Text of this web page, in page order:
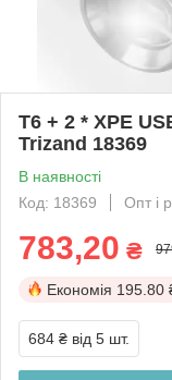
T6 + 2 * XPE
Trizand 18369
В наявності
Код: 18369
Опт і
783,20 ₴
Економія 195.80
684 ₴ від 5 шт.